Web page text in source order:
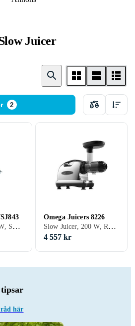
Juicer
2
här
Slow Juicer, 150 W, Svart, Vit, Silver, Grå, Röd, Rostfritt stål, 1 liter
Omega Juicers 8226
Slow Juicer, 200 W, Rostfritt stål
4 557 kr